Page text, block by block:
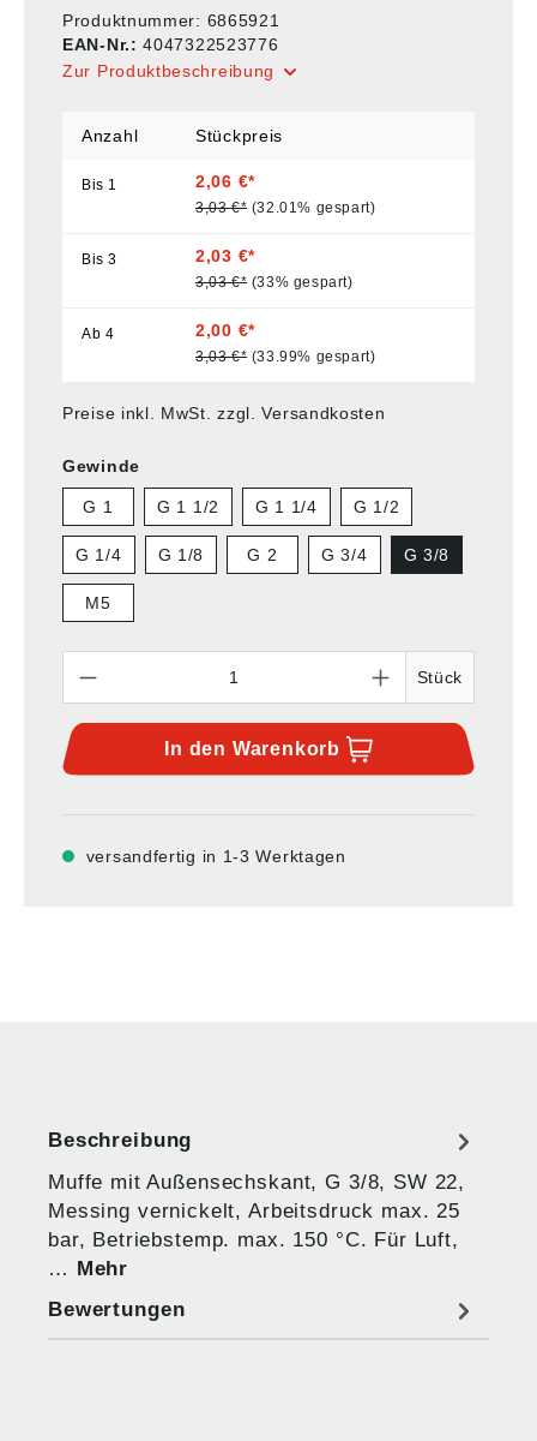
Produktnummer: 6865921
EAN-Nr.:4047322523776
Zur Produktbeschreibung
Anzahl Stückpreis
Bis 1 2,06 €*
3,03 €* (32.01% gespart)
Bis3 2,03 €*
3,03 €* (33% gespart)
Ab 4 2,00 €*
3,03 €* (33.99% gespart)
Preise inkl. MwSt. zzgl. Versandkosten
Gewinde
G 1 G 1 1/2 G 1 1/4 G 1/2
G 1/4 G 1/8 G 2 G 3/4 G 3/8
M5
Stück
In den Warenkorb
versandfertig in 1-3 Werktagen
Beschreibung
Muffe mit Außensechskant, G 3/8, SW 22,
Messing vernickelt, Arbeitsdruck max. 25
bar, Betriebstemp. max. 150 °C. Für Luft,
… Mehr
Bewertungen